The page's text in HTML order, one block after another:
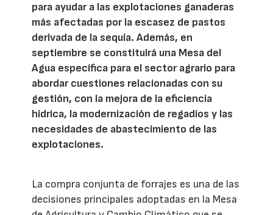
para ayudar a las explotaciones ganaderas
más afectadas por la escasez de pastos
derivada de la sequía. Además, en
septiembre se constituirá una Mesa del
Agua específica para el sector agrario para
abordar cuestiones relacionadas con su
gestión, con la mejora de la eficiencia
hídrica, la modernización de regadíos y las
necesidades de abastecimiento de las
explotaciones.
La compra conjunta de forrajes es una de las
decisiones principales adoptadas en la Mesa